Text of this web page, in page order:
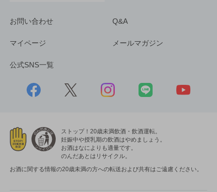
お問い合わせ Q&A
マイページ メールマガジン
公式SNS一覧
ストップ！20歳未満飲酒・飲酒運転。
妊娠中や授乳期の飲酒はやめましょう。
お酒はなによりも適量です。
のんだあとはリサイクル。
お酒に関する情報の20歳未満の方への転送および共有はご遠慮ください。